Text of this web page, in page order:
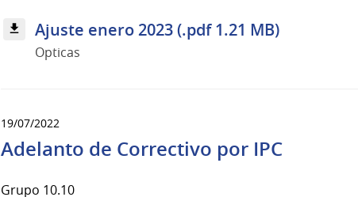
Ajuste enero 2023 (.pdf 1.21 MB)
Opticas
19/07/2022
Adelanto de Correctivo por IPC
Grupo 10.10